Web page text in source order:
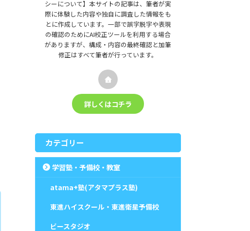
シーについて】本サイトの記事は、筆者が実
際に体験した内容や独自に調査した情報をも
とに作成しています。一部で誤字脱字や表現
の確認のためにAI校正ツールを利用する場合
がありますが、構成・内容の最終確認と加筆
修正はすべて筆者が行っています。
詳しくはコチラ
カテゴリー
学習塾・予備校・教室
atama+塾(アタマプラス塾)
東進ハイスクール・東進衛星予備校
ビースタジオ